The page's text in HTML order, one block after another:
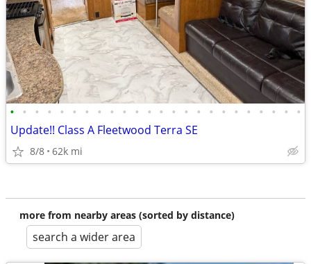
• • • • • • • • • • • • • • • • • • • • • • • •
Update!! Class A Fleetwood Terra SE
8/8 62k mi
more from nearby areas (sorted by distance)
search a wider area